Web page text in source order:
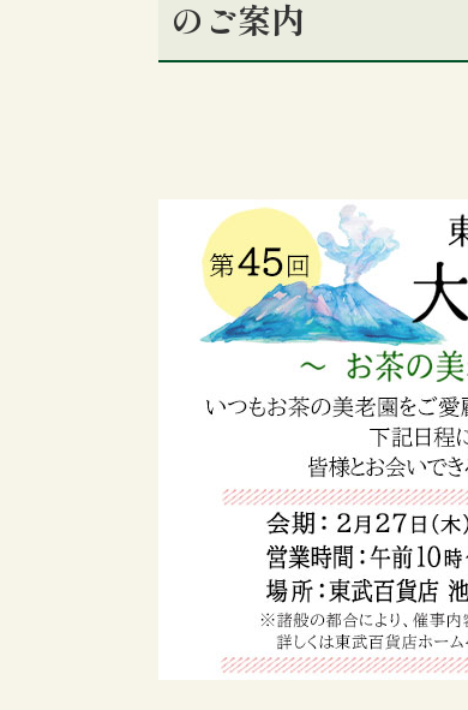
のご案内